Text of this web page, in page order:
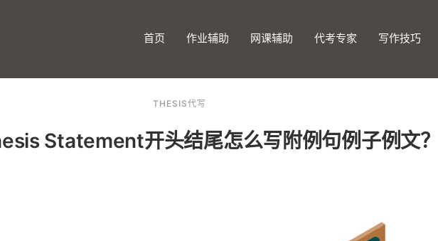
首页 作业辅助 网课辅助 代考专家 写作技巧
THESIS代写
Statement开头结尾怎么写附例句例子例文？